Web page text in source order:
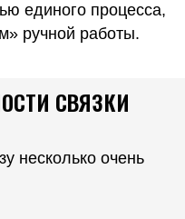
единого процесса,
ручной работы.
СВЯЗКИ
несколько очень